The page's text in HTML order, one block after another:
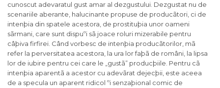
cunoscut adevaratul gust amar al dezgustului. Dezgustat nu de
scenariile aberante, halucinante propuse de producãtori, ci de
intenþia din spatele acestora, de prostituþia unor oameni
sãrmani, care sunt dispuºi sã joace roluri mizerabile pentru
câþiva firfirei. Când vorbesc de intenþia producãtorilor, mã
refer la perversitatea acestora, la ura lor faþã de români, la lipsa
lor de iubire pentru cei care le „gustã” producþiile. Pentru cã
intenþia aparentã a acestor cu adevãrat dejecþii, este aceea
de a specula un aparent ridicol ºi senzaþional comic de